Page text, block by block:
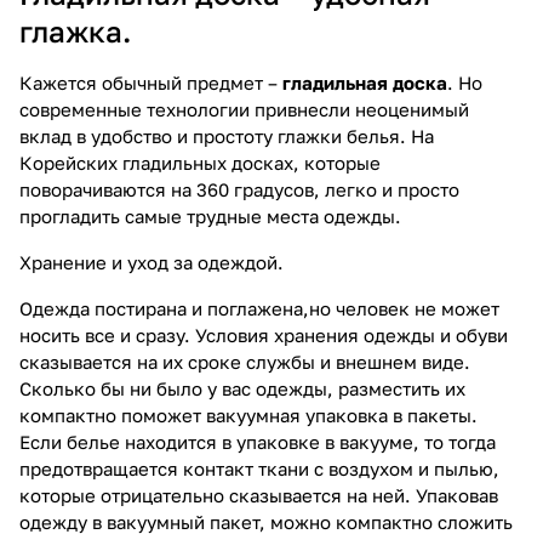
глажка.
Кажется обычный предмет – гладильная доска. Но
современные технологии привнесли неоценимый
вклад в удобство и простоту глажки белья. На
Корейских гладильных досках, которые
поворачиваются на 360 градусов, легко и просто
прогладить самые трудные места одежды.
Хранение и уход за одеждой.
Одежда постирана и поглажена,но человек не может
носить все и сразу. Условия хранения одежды и обуви
сказывается на их сроке службы и внешнем виде.
Сколько бы ни было у вас одежды, разместить их
компактно поможет вакуумная упаковка в пакеты.
Если белье находится в упаковке в вакууме, то тогда
предотвращается контакт ткани с воздухом и пылью,
которые отрицательно сказывается на ней. Упаковав
одежду в вакуумный пакет, можно компактно сложить